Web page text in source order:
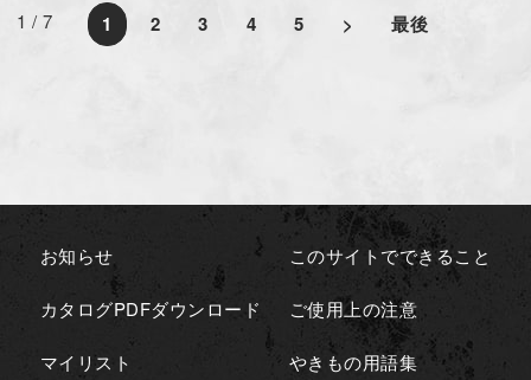
1 / 7 1 2 3 4 5 > 最後
お知らせ
カタログPDFダウンロード
マイリスト
このサイトでできること
ご使用上の注意
やきもの用語集